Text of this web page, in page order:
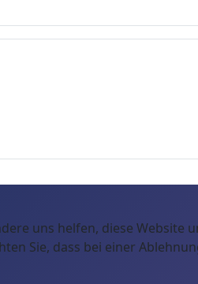
uns helfen, diese Website
Sie, dass bei einer